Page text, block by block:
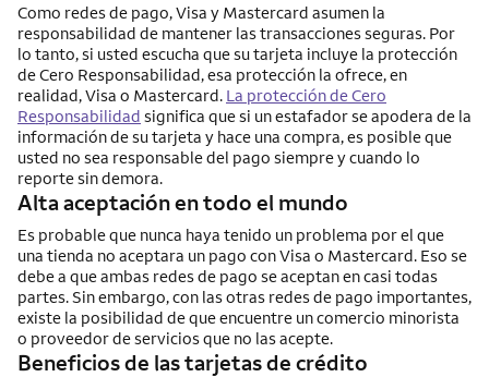
Como redes de pago, Visa y Mastercard asumen la
responsabilidad de mantener las transacciones seguras. Por
lo tanto, si usted escucha que su tarjeta incluye la protección
de Cero Responsabilidad, esa protección la ofrece, en
realidad, Visa o Mastercard. La protección de Cero
Responsabilidad significa que si un estafador se apodera de la
información de su tarjeta y hace una compra, es posible que
usted no sea responsable del pago siempre y cuando lo
reporte sin demora.
Alta aceptación en todo el mundo
Es probable que nunca haya tenido un problema por el que
una tienda no aceptara un pago con Visa o Mastercard. Eso se
debe a que ambas redes de pago se aceptan en casi todas
partes. Sin embargo, con las otras redes de pago importantes,
existe la posibilidad de que encuentre un comercio minorista
o proveedor de servicios que no las acepte.
Beneficios de las tarjetas de crédito